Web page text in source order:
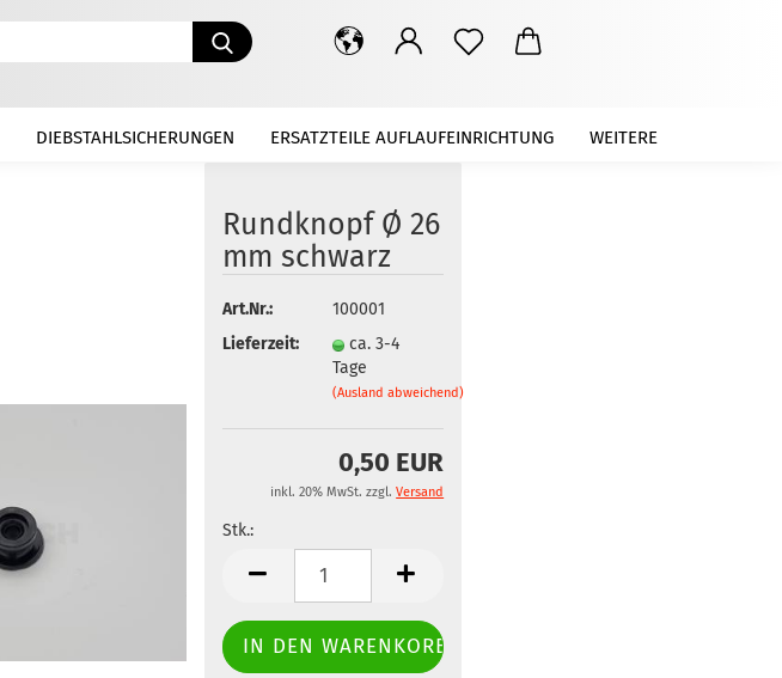
Suche...
DIEBSTAHLSICHERUNGEN ERSATZTEILE AUFLAUFEINRICHTUNG WEITERE
Rundknopf Ø 26
mm schwarz
Art.Nr.:
100001
Lieferzeit:
ca. 3-4
Tage
(Ausland abweichend)
0,50 EUR
inkl. 20% MwSt. zzgl.Versand
Stk.: